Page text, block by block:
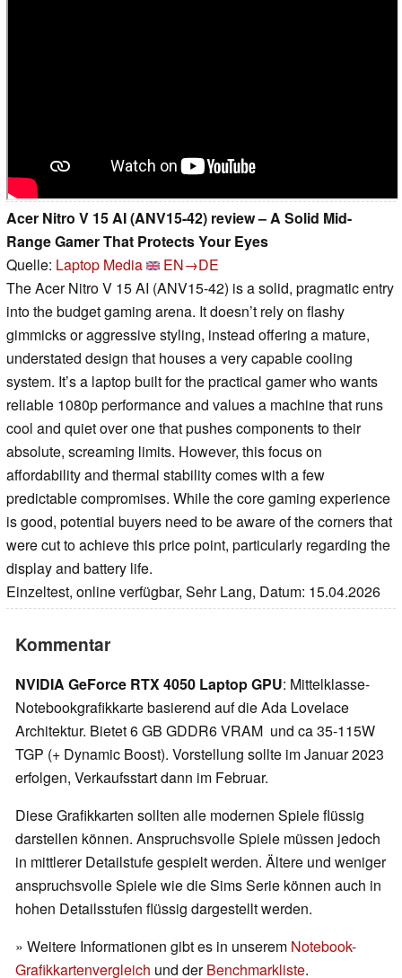
Acer Nitro V 15 AI (ANV15-42) review – A Solid Mid-
Range Gamer That Protects Your Eyes
Quelle: Laptop Media
EN→DE
The Acer Nitro V 15 AI (ANV15-42) is a solid, pragmatic entry
into the budget gaming arena. It doesn’t rely on flashy
gimmicks or aggressive styling, instead offering a mature,
understated design that houses a very capable cooling
system. It’s a laptop built for the practical gamer who wants
reliable 1080p performance and values a machine that runs
cool and quiet over one that pushes components to their
absolute, screaming limits. However, this focus on
affordability and thermal stability comes with a few
predictable compromises. While the core gaming experience
is good, potential buyers need to be aware of the corners that
were cut to achieve this price point, particularly regarding the
display and battery life.
Einzeltest, online verfügbar, Sehr Lang, Datum: 15.04.2026
Kommentar
NVIDIA GeForce RTX 4050 Laptop GPU: Mittelklasse-
Notebookgrafikkarte basierend auf die Ada Lovelace
Architektur. Bietet 6 GB GDDR6 VRAM und ca 35-115W
TGP (+ Dynamic Boost). Vorstellung sollte im Januar 2023
erfolgen, Verkaufsstart dann im Februar.
Diese Grafikkarten sollten alle modernen Spiele flüssig
darstellen können. Anspruchsvolle Spiele müssen jedoch
in mittlerer Detailstufe gespielt werden. Ältere und weniger
anspruchsvolle Spiele wie die Sims Serie können auch in
hohen Detailsstufen flüssig dargestellt werden.
» Weitere Informationen gibt es in unserem Notebook-
Grafikkartenvergleich und derBenchmarkliste.